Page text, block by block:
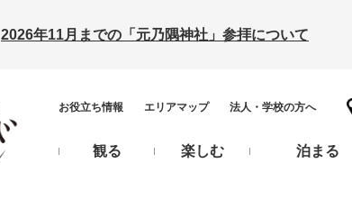
2026年11月までの「元乃隅神社」参拝について
お役立ち情報 エリアマップ 法人・学校の方へ
観る 楽しむ 泊まる